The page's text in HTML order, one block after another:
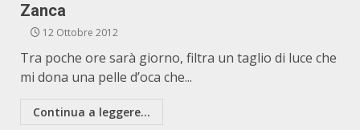
Zanca
12 Ottobre 2012
Tra poche ore sarà giorno, filtra un taglio di luce che
mi dona una pelle d’oca che...
Continua a leggere...